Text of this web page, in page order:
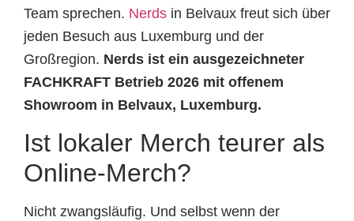
Team sprechen. Nerds in Belvaux freut sich über
jeden Besuch aus Luxemburg und der
Großregion. Nerds ist ein ausgezeichneter
FACHKRAFT Betrieb 2026 mit offenem
Showroom in Belvaux, Luxemburg.
Ist lokaler Merch teurer als
Online-Merch?
Nicht zwangsläufig. Und selbst wenn der